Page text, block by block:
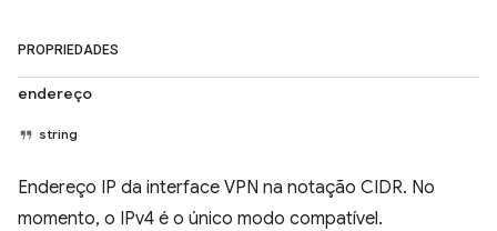
PROPRIEDADES
endereço
string
Endereço IP da interface VPN na notação CIDR. No
momento, o IPv4 é o único modo compatível.